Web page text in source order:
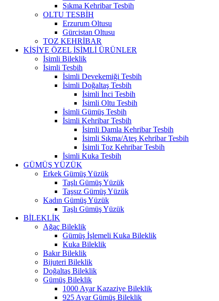
Sıkma Kehribar Tesbih
OLTU TESBİH
Erzurum Oltusu
Gürcistan Oltusu
TOZ KEHRİBAR
KİŞİYE ÖZEL İSİMLİ ÜRÜNLER
İsimli Bileklik
İsimli Tesbih
İsimli Devekemiği Tesbih
İsimli Doğaltaş Tesbih
İsimli İnci Tesbih
İsimli Oltu Tesbih
İsimli Gümüş Tesbih
İsimli Kehribar Tesbih
İsimli Damla Kehribar Tesbih
İsimli Sıkma/Ateş Kehribar Tesbih
İsimli Toz Kehribar Tesbih
İsimli Kuka Tesbih
GÜMÜŞ YÜZÜK
Erkek Gümüş Yüzük
Taşlı Gümüş Yüzük
Taşsız Gümüş Yüzük
Kadın Gümüş Yüzük
Taşlı Gümüş Yüzük
BİLEKLİK
Ağaç Bileklik
Gümüş İşlemeli Kuka Bileklik
Kuka Bileklik
Bakır Bileklik
Bijuteri Bileklik
Doğaltaş Bileklik
Gümüş Bileklik
1000 Ayar Kazaziye Bileklik
925 Ayar Gümüş Bileklik